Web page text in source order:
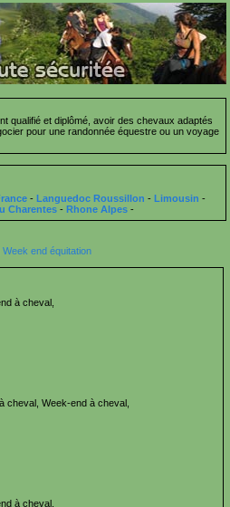
qualifié et diplômé, avoir des chevaux adaptés
pour une randonnée équestre ou un voyage
- Languedoc Roussillon - Limousin -
Charentes- Rhone Alpes-
Week end équitation
à cheval,
cheval, Week-end à cheval,
à cheval,